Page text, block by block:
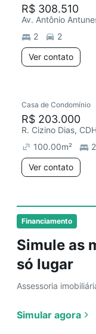
Financiamento
Simule as
só lugar
Assessoria
Simular agora
R$ 308.510
Av. Antônio
2
2
Ver contato
Casa de Condomínio
R$ 203.000
R. Cizino Dias,
100.00m² 2
Ver contato